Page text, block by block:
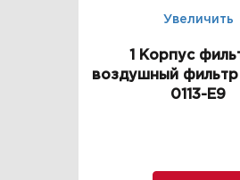
Увеличить
1 Корпус
воздушный
0113-E9